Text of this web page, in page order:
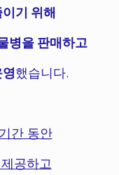
기 위해
병을 판매하고
했습니다.
간 동안
공하고